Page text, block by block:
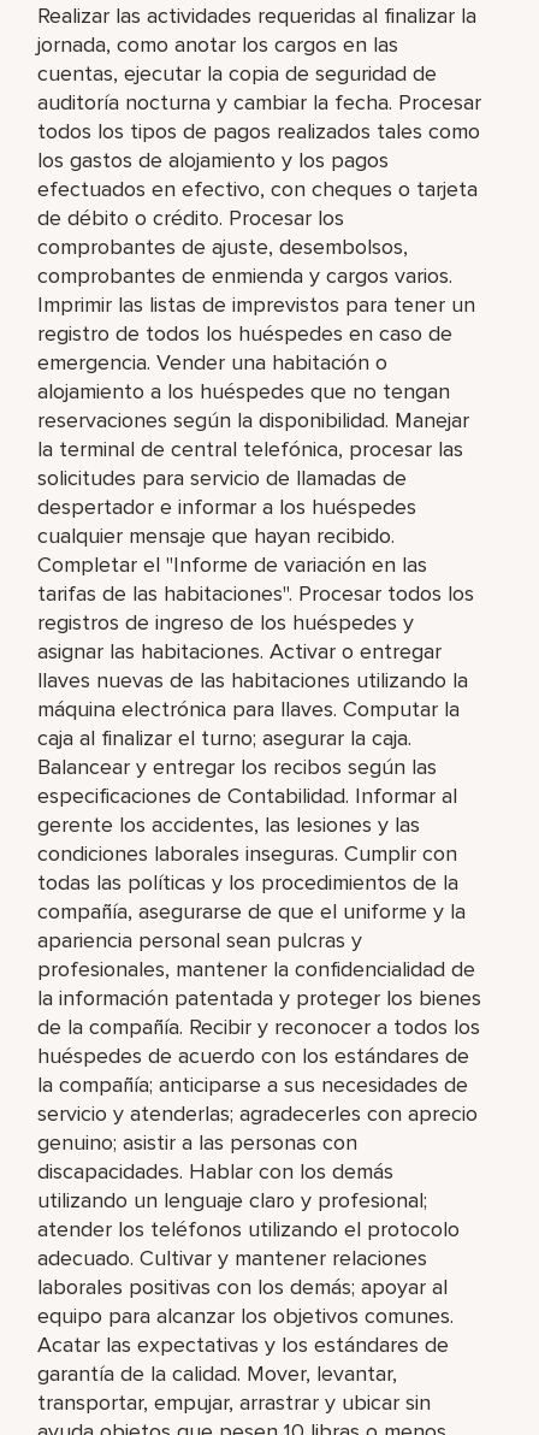
Realizar las actividades requeridas al finalizar la
jornada, como anotar los cargos en las
cuentas, ejecutar la copia de seguridad de
auditoría nocturna y cambiar la fecha. Procesar
todos los tipos de pagos realizados tales como
los gastos de alojamiento y los pagos
efectuados en efectivo, con cheques o tarjeta
de débito o crédito. Procesar los
comprobantes de ajuste, desembolsos,
comprobantes de enmienda y cargos varios.
Imprimir las listas de imprevistos para tener un
registro de todos los huéspedes en caso de
emergencia. Vender una habitación o
alojamiento a los huéspedes que no tengan
reservaciones según la disponibilidad. Manejar
la terminal de central telefónica, procesar las
solicitudes para servicio de llamadas de
despertador e informar a los huéspedes
cualquier mensaje que hayan recibido.
Completar el "Informe de variación en las
tarifas de las habitaciones". Procesar todos los
registros de ingreso de los huéspedes y
asignar las habitaciones. Activar o entregar
llaves nuevas de las habitaciones utilizando la
máquina electrónica para llaves. Computar la
caja al finalizar el turno; asegurar la caja.
Balancear y entregar los recibos según las
especificaciones de Contabilidad. Informar al
gerente los accidentes, las lesiones y las
condiciones laborales inseguras. Cumplir con
todas las políticas y los procedimientos de la
compañía, asegurarse de que el uniforme y la
apariencia personal sean pulcras y
profesionales, mantener la confidencialidad de
la información patentada y proteger los bienes
de la compañía. Recibir y reconocer a todos los
huéspedes de acuerdo con los estándares de
la compañía; anticiparse a sus necesidades de
servicio y atenderlas; agradecerles con aprecio
genuino; asistir a las personas con
discapacidades. Hablar con los demás
utilizando un lenguaje claro y profesional;
atender los teléfonos utilizando el protocolo
adecuado. Cultivar y mantener relaciones
laborales positivas con los demás; apoyar al
equipo para alcanzar los objetivos comunes.
Acatar las expectativas y los estándares de
garantía de la calidad. Mover, levantar,
transportar, empujar, arrastrar y ubicar sin